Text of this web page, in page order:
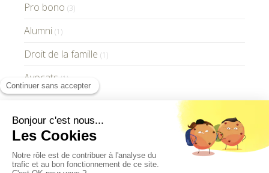
Pro bono (3)
Alumni (1)
Droit de la famille (1)
Avocats (1)
GV Paris Avocats © 2021 - Tous droits réservés